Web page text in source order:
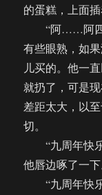
的蛋糕，上面插
“阿……阿四
有些眼熟，如
儿买的。他一
就扔了，可是
差距太大，以
切。
“九周年快乐
他唇边啄了一下
“九周年快乐